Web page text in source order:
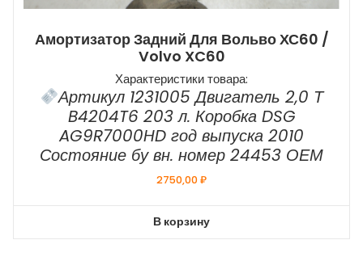
Амортизатор Задний Для Вольво ХС60 /
Volvo XC60
Характеристики товара:
Артикул 1231005 Двигатель 2,0 Т
B4204T6 203 л. Коробка DSG
AG9R7000HD год выпуска 2010
Состояние бу вн. номер 24453 ОЕМ
2750,00₽
В корзину